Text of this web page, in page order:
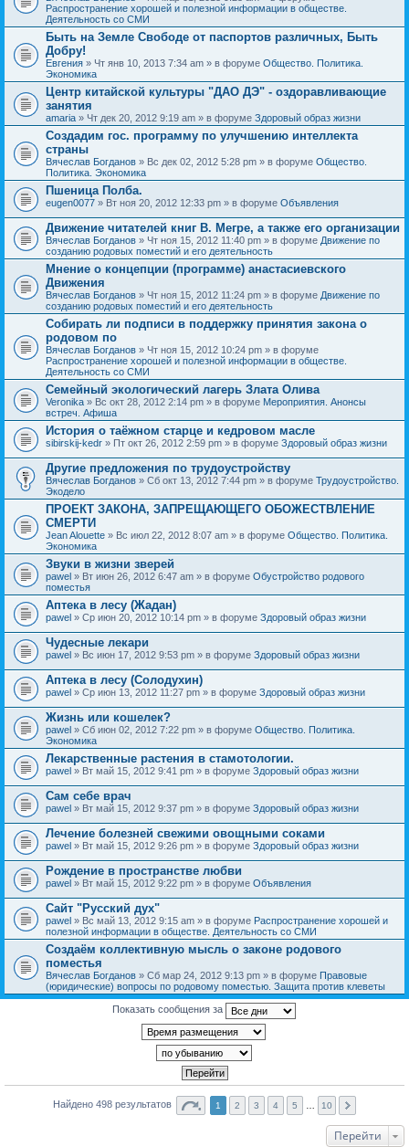
р
ж
и
т
о
п
р
о
с
.
Распространение хорошей и полезной информации в обществе.
Деятельность со СМИ
Быть на Земле Свободе от паспортов различных, Быть
Добру!
Евгения » Чт янв 10, 2013 7:34 am » в форуме Общество. Политика.
Экономика
Центр китайской культуры "ДАО ДЭ" - оздоравливающие
занятия
amaria » Чт дек 20, 2012 9:19 am » в форуме Здоровый образ жизни
Создадим гос. программу по улучшению интеллекта
страны
Вячеслав Богданов » Вс дек 02, 2012 5:28 pm » в форуме Общество.
Политика. Экономика
Пшеница Полба.
eugen0077 » Вт ноя 20, 2012 12:33 pm » в форуме Объявления
Движение читателей книг В. Мегре, а также его организации
Вячеслав Богданов » Чт ноя 15, 2012 11:40 pm » в форуме Движение по
созданию родовых поместий и его деятельность
Мнение о концепции (программе) анастасиевского
Движения
Вячеслав Богданов » Чт ноя 15, 2012 11:24 pm » в форуме Движение по
созданию родовых поместий и его деятельность
Собирать ли подписи в поддержку принятия закона о
родовом по
Вячеслав Богданов » Чт ноя 15, 2012 10:24 pm » в форуме
Распространение хорошей и полезной информации в обществе.
Деятельность со СМИ
Семейный экологический лагерь Злата Олива
Veronika » Вс окт 28, 2012 2:14 pm » в форуме Мероприятия. Анонсы
встреч. Афиша
История о таёжном старце и кедровом масле
sibirskij-kedr » Пт окт 26, 2012 2:59 pm » в форуме Здоровый образ жизни
Другие предложения по трудоустройству
Вячеслав Богданов » Сб окт 13, 2012 7:44 pm » в форуме Трудоустройство.
Экодело
ПРОЕКТ ЗАКОНА, ЗАПРЕЩАЮЩЕГО ОБОЖЕСТВЛЕНИЕ
СМЕРТИ
Jean Alouette » Вс июл 22, 2012 8:07 am » в форуме Общество. Политика.
Экономика
Звуки в жизни зверей
pawel » Вт июн 26, 2012 6:47 am » в форуме Обустройство родового
поместья
Аптека в лесу (Жадан)
pawel » Ср июн 20, 2012 10:14 pm » в форуме Здоровый образ жизни
Чудесные лекари
pawel » Вс июн 17, 2012 9:53 pm » в форуме Здоровый образ жизни
Аптека в лесу (Солодухин)
pawel » Ср июн 13, 2012 11:27 pm » в форуме Здоровый образ жизни
Жизнь или кошелек?
pawel » Сб июн 02, 2012 7:22 pm » в форуме Общество. Политика.
Экономика
Лекарственные растения в стамотологии.
pawel » Вт май 15, 2012 9:41 pm » в форуме Здоровый образ жизни
Сам себе врач
pawel » Вт май 15, 2012 9:37 pm » в форуме Здоровый образ жизни
Лечение болезней свежими овощными соками
pawel » Вт май 15, 2012 9:26 pm » в форуме Здоровый образ жизни
Рождение в пространстве любви
pawel » Вт май 15, 2012 9:22 pm » в форуме Объявления
Сайт "Русский дух"
pawel » Вс май 13, 2012 9:15 am » в форуме Распространение хорошей и
полезной информации в обществе. Деятельность со СМИ
Создаём коллективную мысль о законе родового
поместья
Вячеслав Богданов » Сб мар 24, 2012 9:13 pm » в форуме Правовые
(юридические) вопросы по родовому поместью. Защита против клеветы
Показать сообщения за
Найдено 498 результатов 1 2 3 4 5 10
Перейти